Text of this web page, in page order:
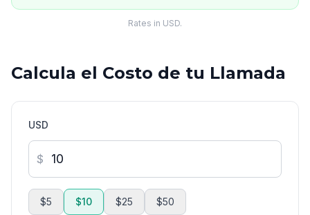
Rates in USD.
Calcula el Costo de tu Llamada
USD
$
$5 $10 $25 $50